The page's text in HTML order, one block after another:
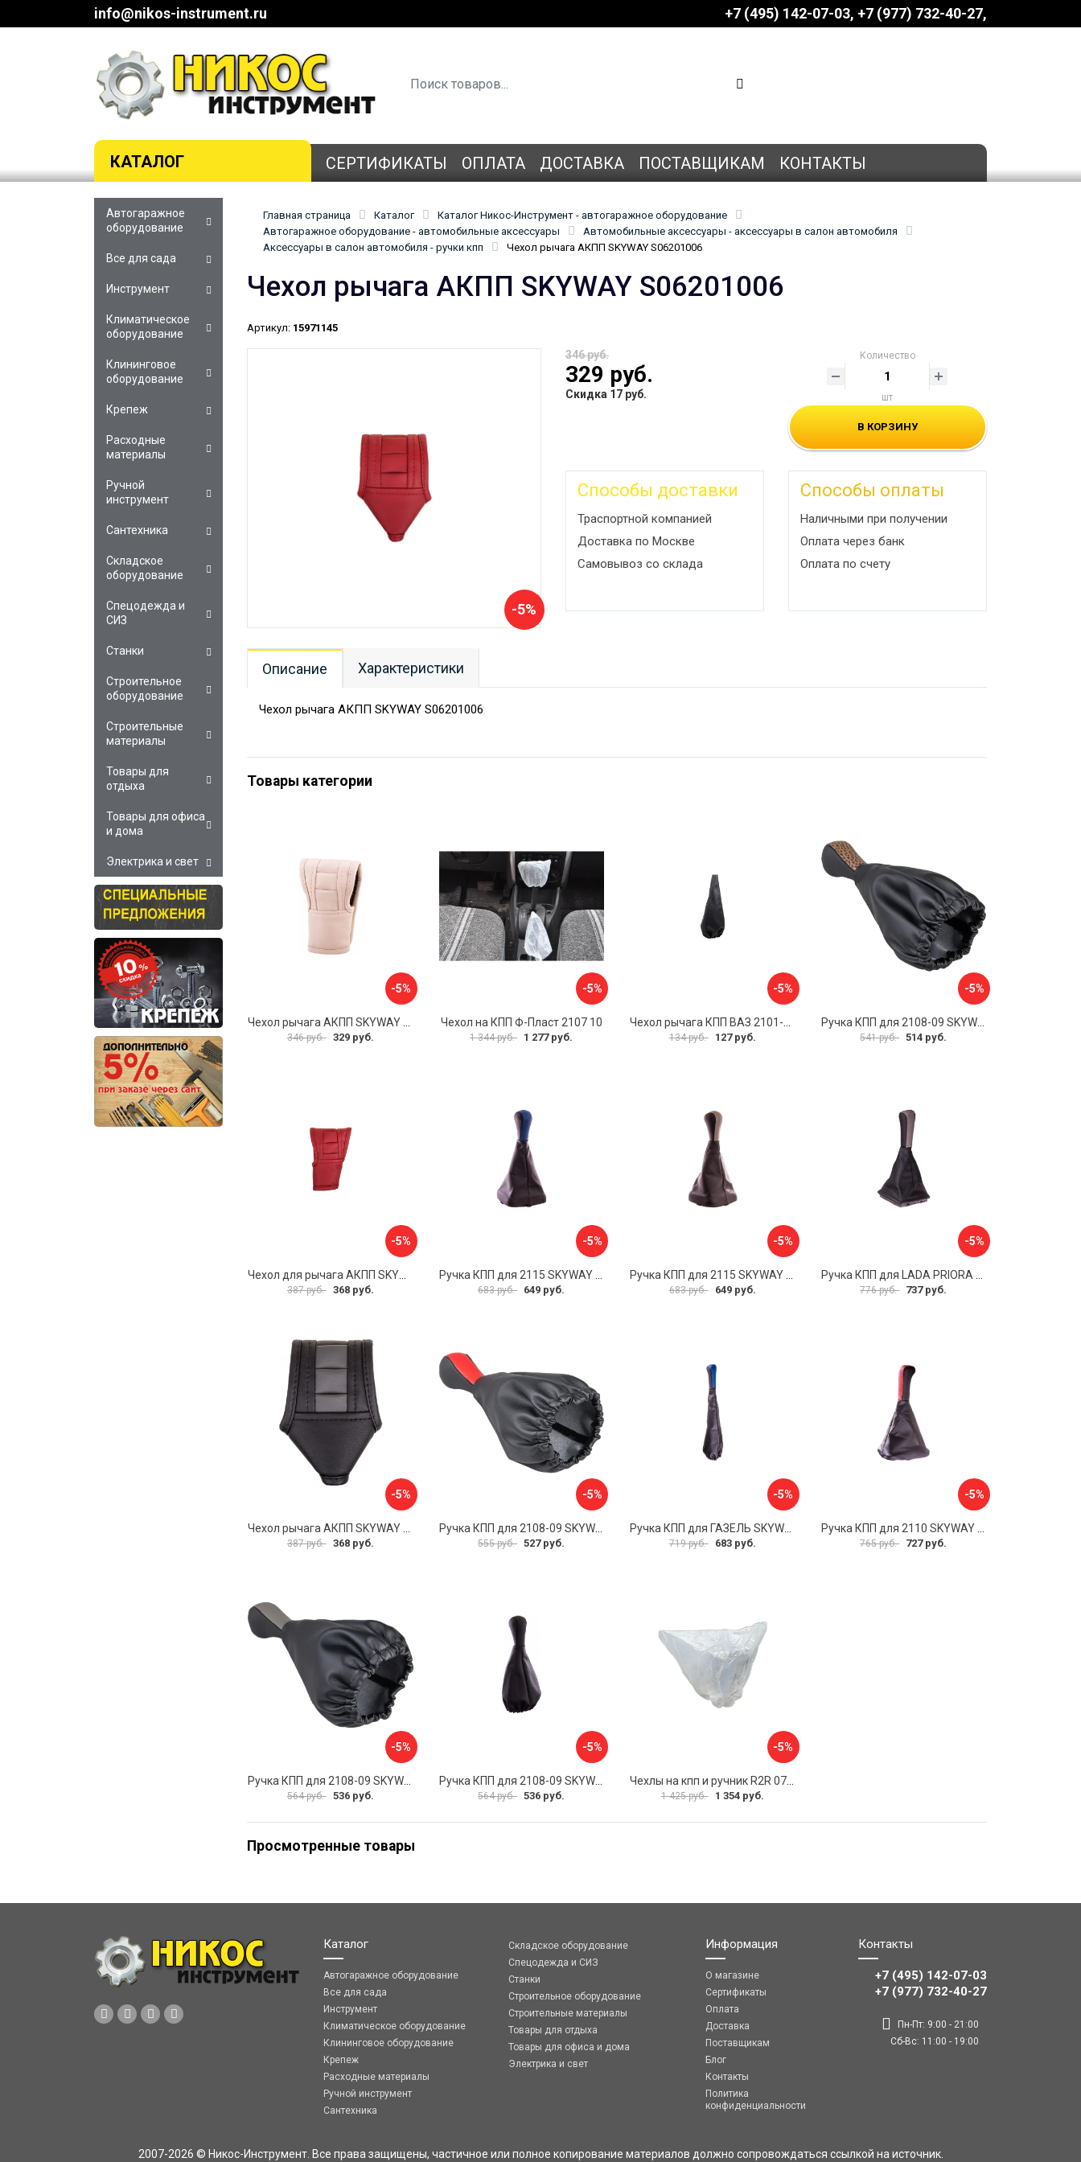
info@nikos-instrument.ru +7 (495) 142-07-03 ‎‎+7 (977) 732-40-27
КАТАЛОГ СЕРТИФИКАТЫ ОПЛАТА ДОСТАВКА ПОСТАВЩИКАМ КОНТАКТЫ
Главная страница Каталог
Каталог Никос-Инструмент - автогаражное оборудование
Автогаражное оборудование - автомобильные аксессуары
Автомобильные аксессуары - аксессуары в салон автомобиля
Аксессуары в салон автомобиля - ручки кпп
Чехол рычага АКПП SKYWAY S06201006
Чехол рычага АКПП SKYWAY S06201006
Артикул: 15971145
-5%
346 руб.
329 руб.
Скидка 17 руб.
Количество
шт
В КОРЗИНУ
Способы доставки
Траспортной компанией
Доставка по Москве
Самовывоз со склада
Способы оплаты
Наличными при получении
Оплата через банк
Оплата по счету
Описание Характеристики
Чехол рычага АКПП SKYWAY S06201006
Товары категории
-5%
346 руб. 329 руб.
-5%
Чехол на КПП Ф-Пласт 2107 10
1 344 руб. 1 277 руб.
-5%
134 руб. 127 руб.
-5%
Ручка КПП для 2108-09 SKYWAY S06202012
541 руб. 514 руб.
-5%
Чехол для рычага АКПП SKYWAY S06201015
387 руб. 368 руб.
-5%
Ручка КПП для 2115 SKYWAY S06202019
683 руб. 649 руб.
-5%
Ручка КПП для 2115 SKYWAY S06202018
683 руб. 649 руб.
-5%
Ручка КПП для LADA PRIORA SKYWAY S06202021
776 руб. 737 руб.
-5%
387 руб. 368 руб.
-5%
Ручка КПП для 2108-09 SKYWAY S06202007
555 руб. 527 руб.
-5%
719 руб. 683 руб.
-5%
765 руб. 727 руб.
-5%
564 руб. 536 руб.
-5%
Ручка КПП для 2108-09 SKYWAY S06202010
564 руб. 536 руб.
-5%
1 425 руб. 1 354 руб.
Просмотренные товары
Автогаражное
оборудование
Все для сада
Инструмент
Климатическое
оборудование
Клининговое
оборудование
Крепеж
Расходные
материалы
Ручной
инструмент
Сантехника
Складское
оборудование
Спецодежда и
СИЗ
Станки
Строительное
оборудование
Строительные
материалы
Товары для
отдыха
Товары для офиса
и дома
Электрика и свет
Каталог
Автогаражное оборудование
Все для сада
Инструмент
Климатическое оборудование
Клининговое оборудование
Крепеж
Расходные материалы
Ручной инструмент
Сантехника
Складское оборудование
Спецодежда и СИЗ
Станки
Строительное оборудование
Строительные материалы
Товары для отдыха
Товары для офиса и дома
Электрика и свет
Информация
О магазине
Сертификаты
Оплата
Доставка
Поставщикам
Блог
Контакты
Политика
конфиденциальности
Контакты
+7 (495) 142-07-03
‎‎+7 (977) 732-40-27
Пн-Пт: 9:00 - 21:00
Сб-Вс: 11:00 - 19:00
2007-2026 © Никос-Инструмент. Все права защищены, частичное или полное копирование материалов должно сопровождаться ссылкой на источник.